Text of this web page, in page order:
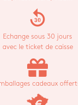
replay_30
Echange sous 30 jours
avec le ticket de caisse
cadeaux